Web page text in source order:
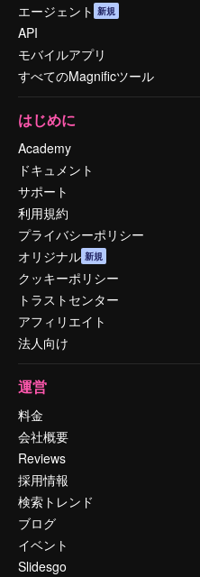
エージェント 新規
API
モバイルアプリ
すべてのMagnificツール
はじめに
Academy
ドキュメント
サポート
利用規約
プライバシーポリシー
オリジナル 新規
クッキーポリシー
トラストセンター
アフィリエイト
法人向け
運営
料金
会社概要
Reviews
採用情報
検索トレンド
ブログ
イベント
Slidesgo